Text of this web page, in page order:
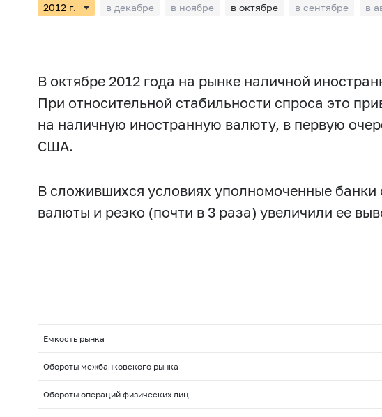
в декабре в ноябре в октябре в сентябре в
В октябре 2012 года на рынке наличной
При относительной стабильности спроса это
на наличную иностранную валюту, в первую
США.
В сложившихся условиях уполномоченные банки
валюты и резко (почти в 3 раза) увеличили ее
Емкость рынка
Обороты межбанковского рынка
Обороты операций физических лиц